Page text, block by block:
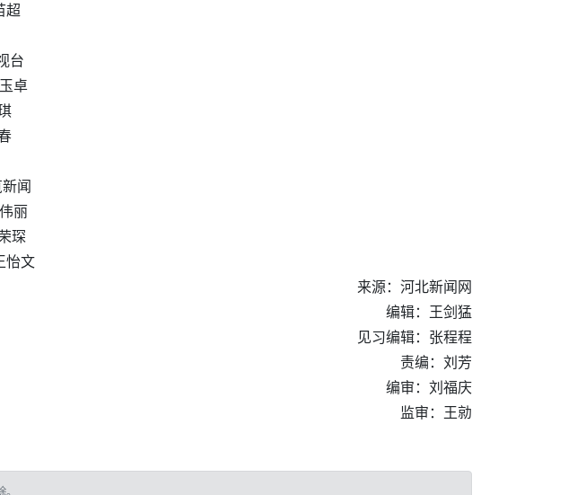
超
台
卓
闻
丽
琛
怡文
来源：河北新闻网
编辑：王剑猛
见习编辑：张程程
责编：刘芳
编审：刘福庆
监审：王勍